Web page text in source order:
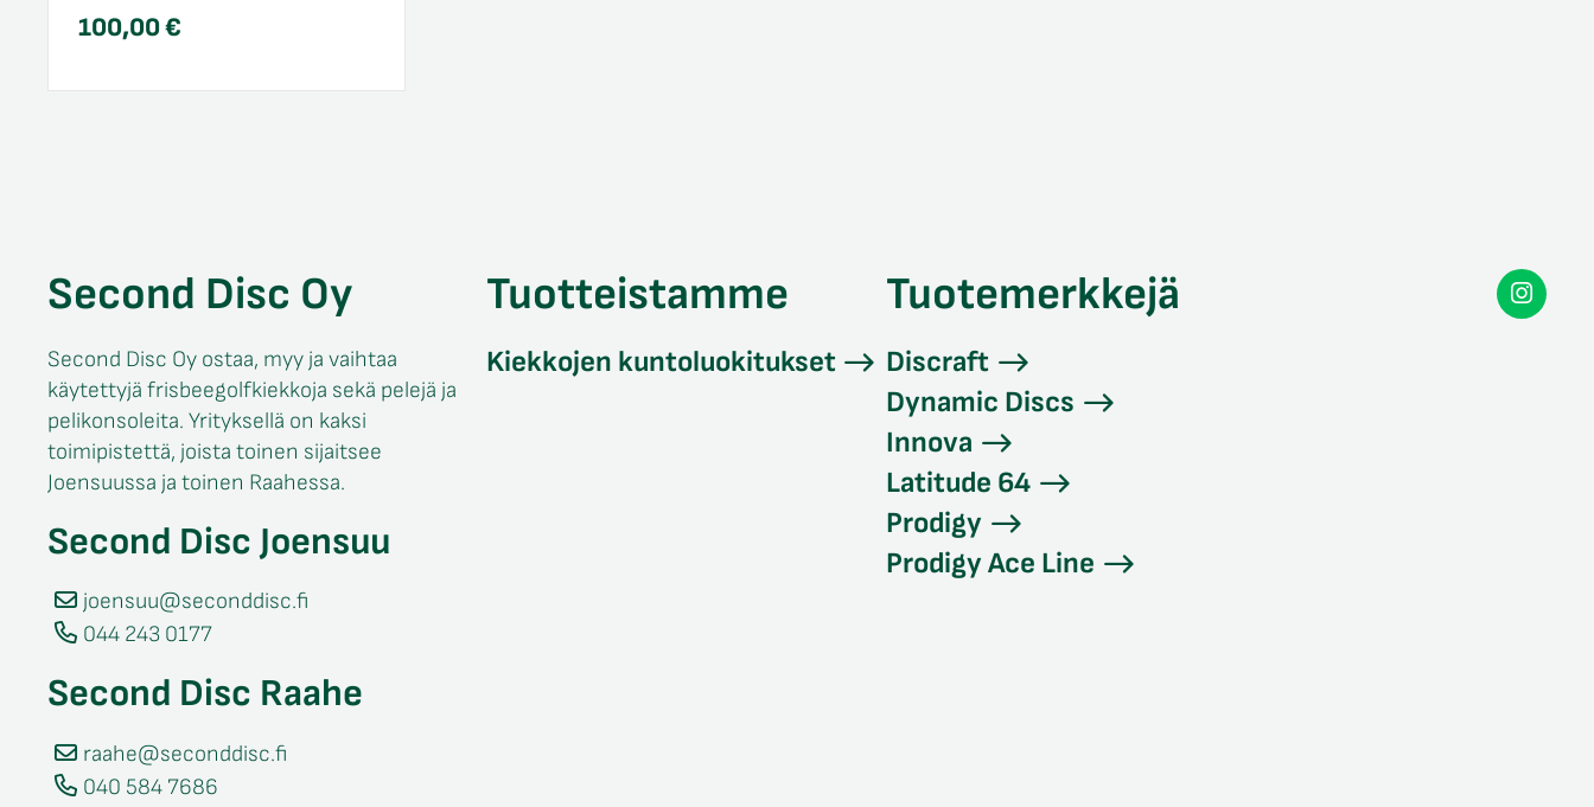
100,00€
Second Disc Oy
Second Disc Oy ostaa, myy ja vaihtaa
käytettyjä frisbeegolfkiekkoja sekä pelejä ja
pelikonsoleita. Yrityksellä on kaksi
toimipistettä, joista toinen sijaitsee
Joensuussa ja toinen Raahessa.
Second Disc Joensuu
joensuu@seconddisc.fi
044 243 0177
Second Disc Raahe
raahe@seconddisc.fi
040 584 7686
Tuotteistamme
Kiekkojen kuntoluokitukset
Tuotemerkkejä
Discraft
Dynamic Discs
Innova
Latitude 64
Prodigy
Prodigy Ace Line